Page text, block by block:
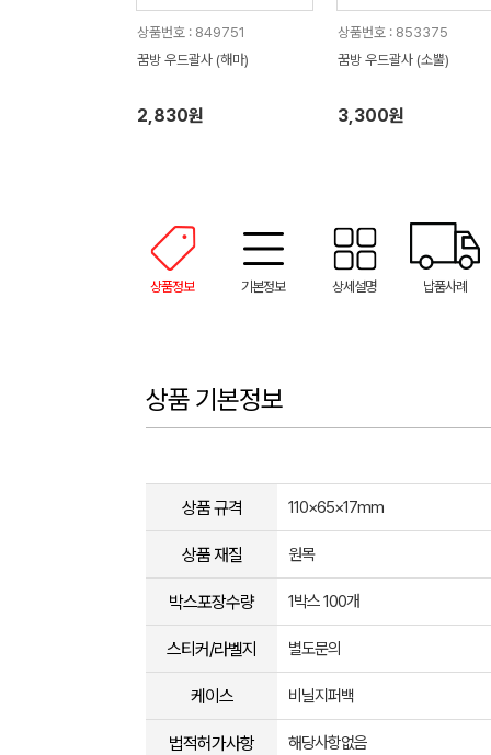
상품번호 : 849751
꿈방 우드괄사 (해마)
2,830원
상품번호 : 853375
꿈방 우드괄사 (소뿔)
3,300원
상품정보 기본정보 상세설명 납품사례
상품 기본정보
상품 규격 110×65×17mm
상품 재질 원목
박스포장수량 1박스 100개
스티커/라벨지 별도문의
케이스 비닐지퍼백
법적허가사항 해당사항없음